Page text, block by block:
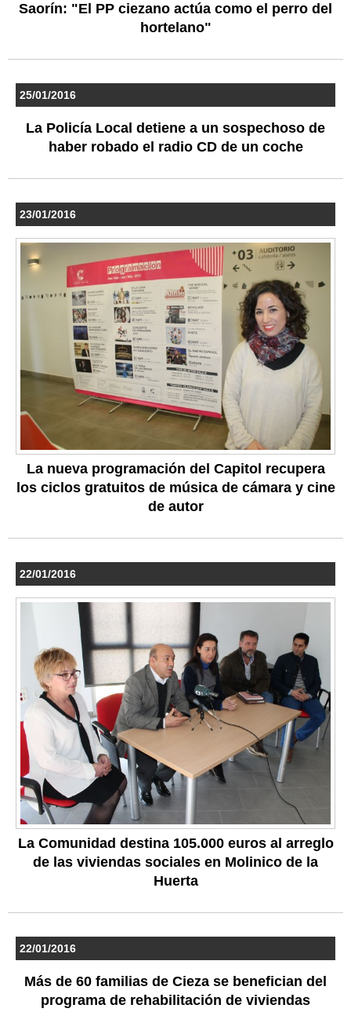
Saorín: "El PP ciezano actúa como el perro del
hortelano"
25/01/2016
La Policía Local detiene a un sospechoso de
haber robado el radio CD de un coche
23/01/2016
La nueva programación del Capitol recupera
los ciclos gratuitos de música de cámara y cine
de autor
22/01/2016
La Comunidad destina 105.000 euros al arreglo
de las viviendas sociales en Molinico de la
Huerta
22/01/2016
Más de 60 familias de Cieza se benefician del
programa de rehabilitación de viviendas